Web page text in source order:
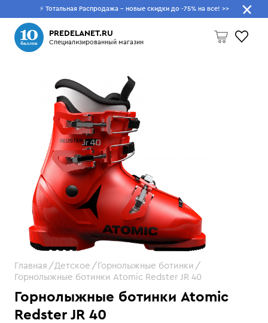
⚡ Тотальная Распродажа - новые скидки до -75% на все! >>
PREDELANET.RU
Специализированный магазин
Что будем искать?
Горнолыжные ботинки Atomic
Redster JR 40
Главная Детское
Горнолыжные ботинки
Горнолыжные ботинки Atomic Redster JR 40